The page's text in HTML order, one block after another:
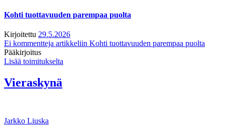
Kohti tuottavuuden parempaa puolta
Kirjoitettu 29.5.2026
Ei kommentteja artikkeliin Kohti tuottavuuden parempaa puolta
Pääkirjoitus
Lisää toimitukselta
Vieraskynä
Jarkko Liuska